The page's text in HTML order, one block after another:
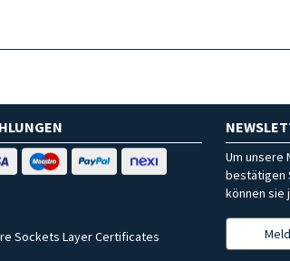
Sockets Layer Certificates
Um unsere
bestätigen
können